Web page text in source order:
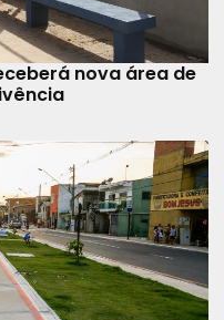
nova área de